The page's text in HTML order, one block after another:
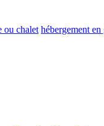
ou chalet hébergement